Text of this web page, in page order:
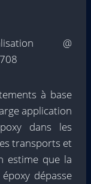
@
à base
application
dans les
transports et
estime que la
dépasse